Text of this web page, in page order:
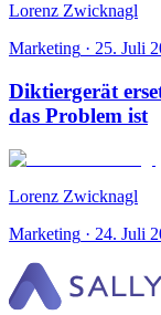
Lorenz Zwicknagl
Marketing · 25. Juli
Diktiergerät
das Problem ist
Lorenz Zwicknagl
Marketing · 24. Juli